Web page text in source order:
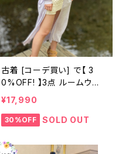
古着 [コーデ買い] で【 3
0%OFF! 】3点 ルームウェ
ア le vent soufflé 紫色
ロング カーディガン + SNI
DEL 白ニット オールインワ
dus 紫スカーフ
¥17,990
30%OFF SOLD OUT